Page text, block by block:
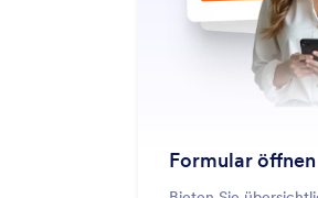
Formular öffnen